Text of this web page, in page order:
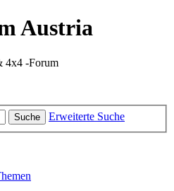
Austria
4x4 -Forum
Suche Erweiterte Suche